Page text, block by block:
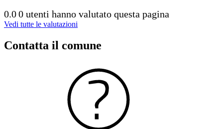
0.00 utenti hanno valutato questa pagina
Vedi tutte le valutazioni
Contatta il comune